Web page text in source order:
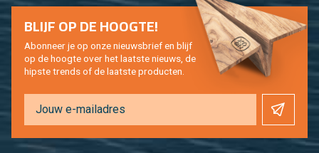
BLIJF OP DE HOOG­TE!
Abon­neer je op onze nieuws­brief en blijf
op de hoog­te over het laat­ste nieuws, de
hip­s­te trends of de laat­ste pro­duc­ten.